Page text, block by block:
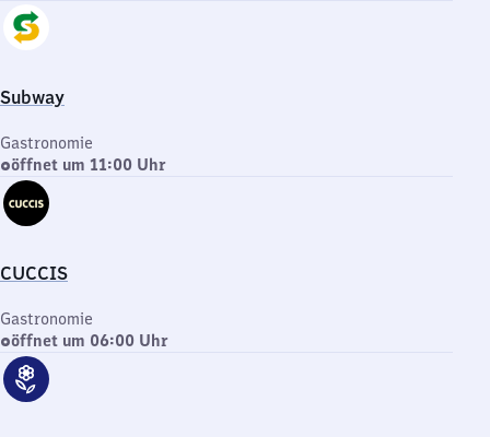
Subway
Gastronomie
öffnet um 11:00 Uhr
CUCCIS
Gastronomie
öffnet um 06:00 Uhr